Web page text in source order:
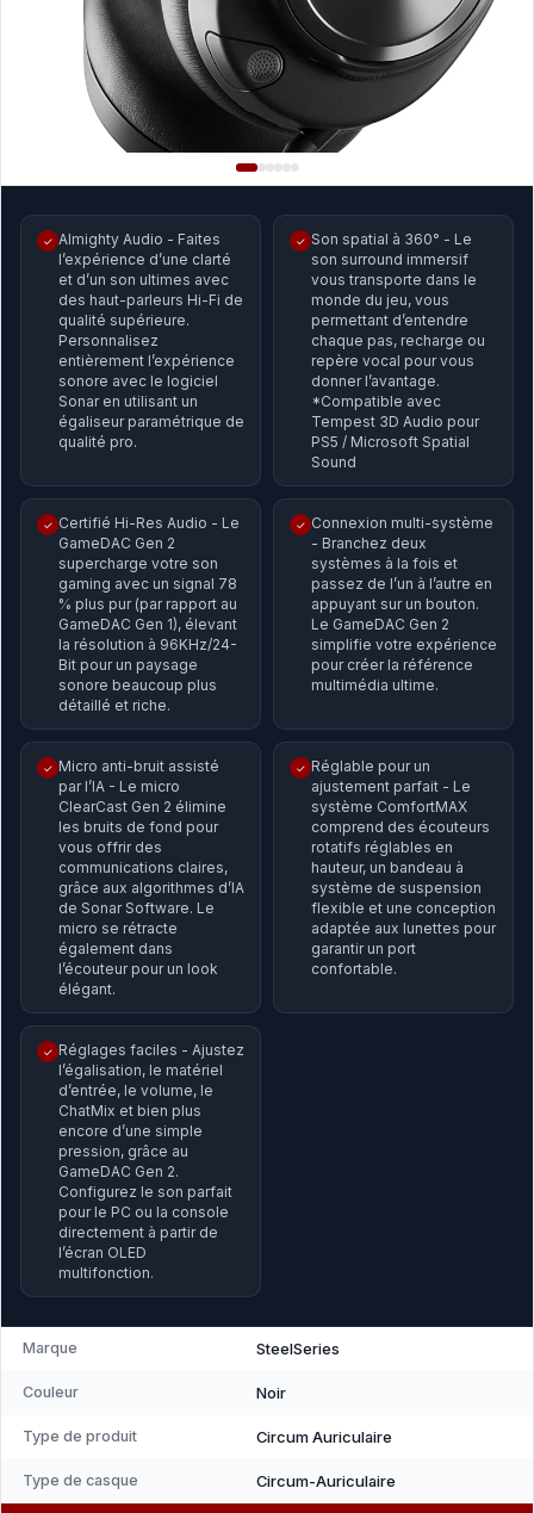
✓ Almighty Audio - Faites
l’expérience d’une clarté
et d’un son ultimes avec
des haut-parleurs Hi-Fi de
qualité supérieure.
Personnalisez
entièrement l’expérience
sonore avec le logiciel
Sonar en utilisant un
égaliseur paramétrique de
qualité pro.
✓ Son spatial à 360° - Le
son surround immersif
vous transporte dans le
monde du jeu, vous
permettant d’entendre
chaque pas, recharge ou
repère vocal pour vous
donner l’avantage.
*Compatible avec
Tempest 3D Audio pour
PS5 / Microsoft Spatial
Sound
✓ Certifié Hi-Res Audio - Le
GameDAC Gen 2
supercharge votre son
gaming avec un signal 78
% plus pur (par rapport au
GameDAC Gen 1), élevant
la résolution à 96KHz/24-
Bit pour un paysage
sonore beaucoup plus
détaillé et riche.
✓ Connexion multi-système
- Branchez deux
systèmes à la fois et
passez de l’un à l’autre en
appuyant sur un bouton.
Le GameDAC Gen 2
simplifie votre expérience
pour créer la référence
multimédia ultime.
✓ Micro anti-bruit assisté
par l’IA - Le micro
ClearCast Gen 2 élimine
les bruits de fond pour
vous offrir des
communications claires,
grâce aux algorithmes d’IA
de Sonar Software. Le
micro se rétracte
également dans
l’écouteur pour un look
élégant.
✓ Réglable pour un
ajustement parfait - Le
système ComfortMAX
comprend des écouteurs
rotatifs réglables en
hauteur, un bandeau à
système de suspension
flexible et une conception
adaptée aux lunettes pour
garantir un port
confortable.
✓ Réglages faciles - Ajustez
l’égalisation, le matériel
d’entrée, le volume, le
ChatMix et bien plus
encore d’une simple
pression, grâce au
GameDAC Gen 2.
Configurez le son parfait
pour le PC ou la console
directement à partir de
l’écran OLED
multifonction.
Marque ‎SteelSeries
Couleur ‎Noir
Type de produit ‎Circum Auriculaire
Type de casque ‎Circum-Auriculaire